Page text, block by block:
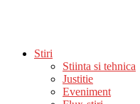
Stiri
Stiinta si tehnica
Justitie
Eveniment